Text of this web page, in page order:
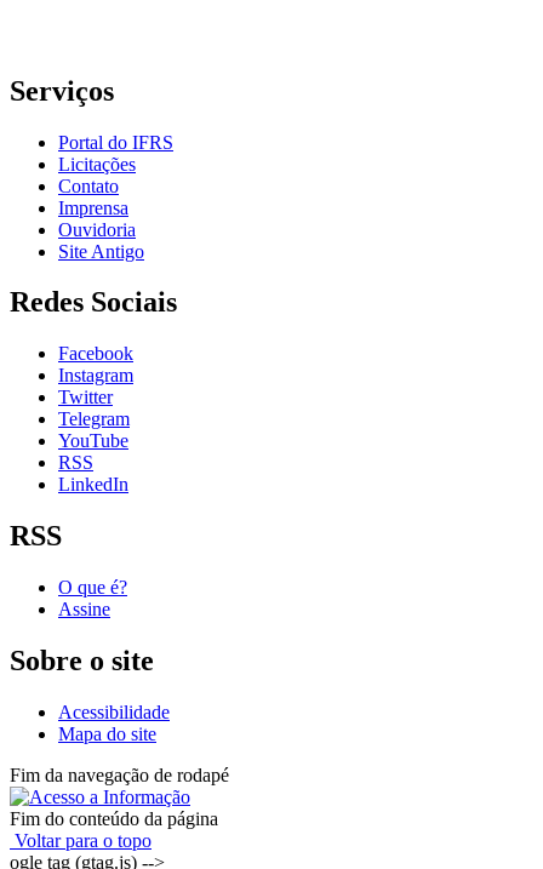
Serviços
Portal do IFRS
Licitações
Contato
Imprensa
Ouvidoria
Site Antigo
Redes Sociais
Facebook
Instagram
Twitter
Telegram
YouTube
RSS
LinkedIn
RSS
O que é?
Assine
Sobre o site
Acessibilidade
Mapa do site
Fim da navegação de rodapé
Fim do conteúdo da página
Voltar para o topo
ogle tag (gtag.js) -->